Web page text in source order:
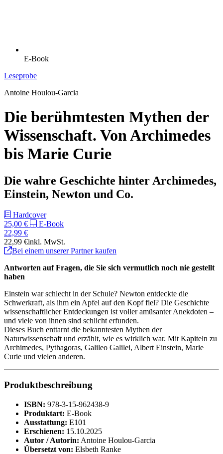
E-Book
Leseprobe
Antoine Houlou-Garcia
Die berühmtesten Mythen der
Wissenschaft. Von Archimedes
bis Marie Curie
Die wahre Geschichte hinter Archimedes,
Einstein, Newton und Co.
Hardcover
25,00 €
E-Book
22,99 €
22,99 €inkl. MwSt.
Bei einem unserer Partner kaufen
Antworten auf Fragen, die Sie sich vermutlich noch nie gestellt
haben
Einstein war schlecht in der Schule? Newton entdeckte die
Schwerkraft, als ihm ein Apfel auf den Kopf fiel? Die Geschichte
wissenschaftlicher Entdeckungen ist voller amüsanter Anekdoten –
und viele von ihnen sind schlicht erfunden.
Dieses Buch enttarnt die bekanntesten Mythen der
Naturwissenschaft und erzählt, wie es wirklich war. Mit Kapiteln zu
Archimedes, Pythagoras, Galileo Galilei, Albert Einstein, Marie
Curie und vielen anderen.
Produktbeschreibung
ISBN: 978-3-15-962438-9
Produktart: E-Book
Ausstattung: E101
Erschienen: 15.10.2025
Autor / Autorin: Antoine Houlou-Garcia
Übersetzt von: Elsbeth Ranke